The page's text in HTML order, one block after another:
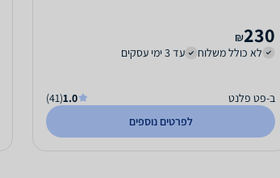
230
₪
לא כולל משלוח
עד 3 ימי עסקים
ב-פט פלנט 1.0
(41)
לפרטים נוספים